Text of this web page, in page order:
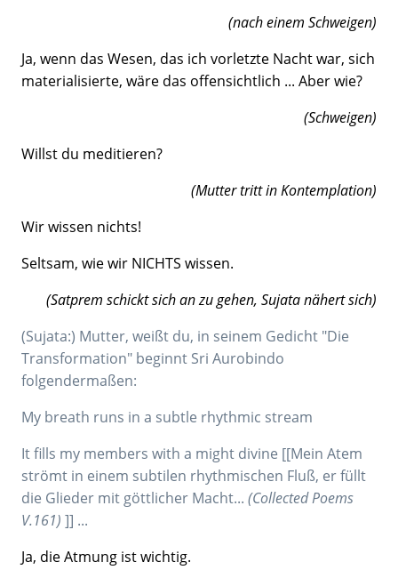
(nach einem Schweigen)
Ja, wenn das Wesen, das ich vorletzte Nacht war, sich
materialisierte, wäre das offensichtlich ... Aber wie?
(Schweigen)
Willst du meditieren?
(Mutter tritt in Kontemplation)
Wir wissen nichts!
Seltsam, wie wir NICHTS wissen.
(Satprem schickt sich an zu gehen, Sujata nähert sich)
(Sujata:) Mutter, weißt du, in seinem Gedicht "Die
Transformation" beginnt Sri Aurobindo
folgendermaßen:
My breath runs in a subtle rhythmic stream
It fills my members with a might divine [[Mein Atem
strömt in einem subtilen rhythmischen Fluß, er füllt
die Glieder mit göttlicher Macht... (Collected Poems
V.161) ]] ...
Ja, die Atmung ist wichtig.